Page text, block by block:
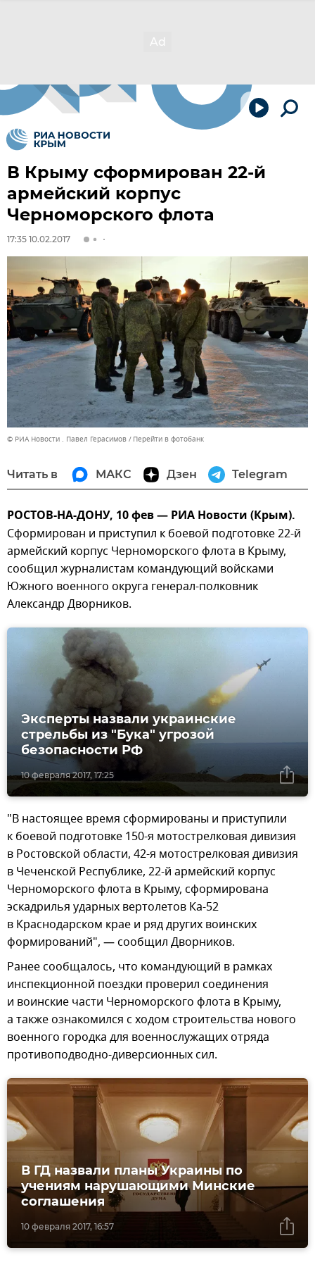
В Крыму сформирован 22-й
армейский корпус
Черноморского флота
17:35 10.02.2017
© РИА Новости . Павел Герасимов Перейти в фотобанк
Читать в МАКС Дзен Telegram
РОСТОВ-НА-ДОНУ, 10 фев — РИА Новости (Крым).
Сформирован и приступил к боевой подготовке 22-й
армейский корпус Черноморского флота в Крыму,
сообщил журналистам командующий войсками
Южного военного округа генерал-полковник
Александр Дворников.
10 февраля 2017, 17:25
Эксперты назвали украинские
стрельбы из "Бука" угрозой
безопасности РФ
"В настоящее время сформированы и приступили
к боевой подготовке 150-я мотострелковая дивизия
в Ростовской области, 42-я мотострелковая дивизия
в Чеченской Республике, 22-й армейский корпус
Черноморского флота в Крыму, сформирована
эскадрилья ударных вертолетов Ка-52
в Краснодарском крае и ряд других воинских
формирований", — сообщил Дворников.
Ранее сообщалось, что командующий в рамках
инспекционной поездки проверил соединения
и воинские части Черноморского флота в Крыму,
а также ознакомился с ходом строительства нового
военного городка для военнослужащих отряда
противоподводно-диверсионных сил.
10 февраля 2017, 16:57
В ГД назвали планы Украины по
учениям нарушающими Минские
соглашения